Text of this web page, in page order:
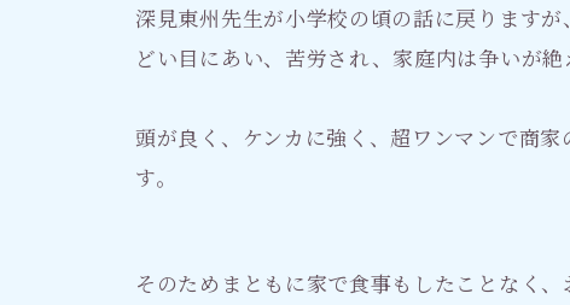
深見東州先生が小学校の頃の話に戻ります
どい目にあい、苦労され、家庭内は争いが絶
頭が良く、ケンカに強く、超ワンマンで商
す。
そのためまともに家で食事もしたことなく